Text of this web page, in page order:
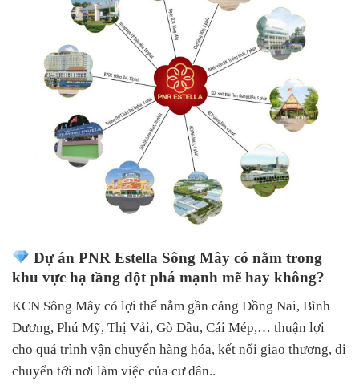
Dự án PNR Estella Sông Mây có nằm trong
khu vực hạ tầng đột phá mạnh mẽ hay không?
KCN Sông Mây có lợi thế nằm gần cảng Đồng Nai, Bình
Dương, Phú Mỹ, Thị Vải, Gò Dầu, Cái Mép,… thuận lợi
cho quá trình vận chuyển hàng hóa, kết nối giao thương, di
chuyển tới nơi làm việc của cư dân..